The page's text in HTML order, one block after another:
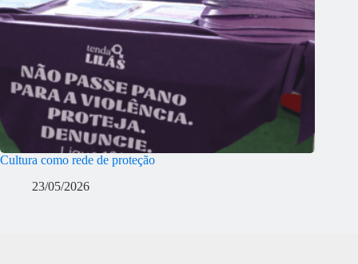
Cultura como rede de proteção
23/05/2026